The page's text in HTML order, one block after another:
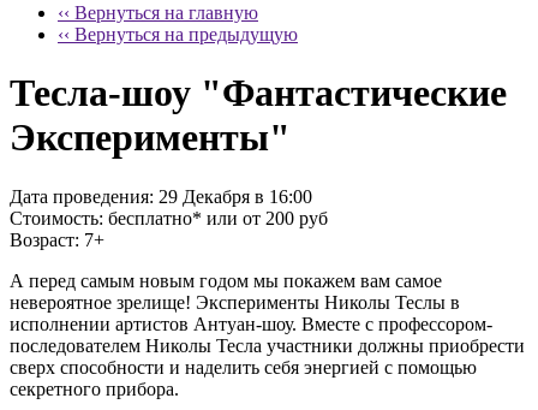
‹‹ Вернуться на главную
‹‹ Вернуться на предыдущую
Тесла-шоу "Фантастические
Эксперименты"
Дата проведения: 29 Декабря в 16:00
Стоимость: бесплатно* или от 200 руб
Возраст: 7+
А перед самым новым годом мы покажем вам самое
невероятное зрелище! Эксперименты Николы Теслы в
исполнении артистов Антуан-шоу. Вместе с профессором-
последователем Николы Тесла участники должны приобрести
сверх способности и наделить себя энергией с помощью
секретного прибора.